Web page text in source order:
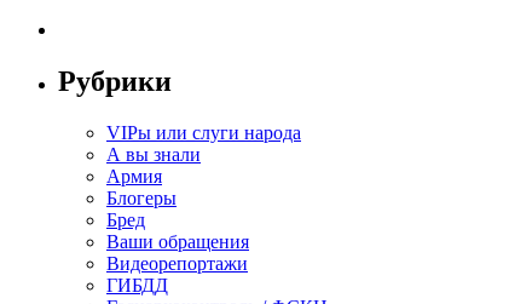
Рубрики
VIPы или слуги народа
А вы знали
Армия
Блогеры
Бред
Ваши обращения
Видеорепортажи
ГИБДД